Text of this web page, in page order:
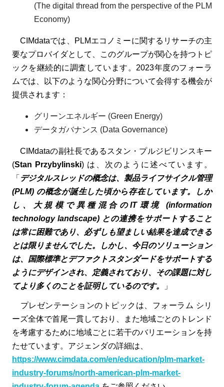
(The digital thread from the perspective of the PLM
Economy)
CIMdataでは、PLMエコノミーに関するリサーチの主
要なプロバイダとして、このグループが関心を持つトピ
ックを継続的に調査しています。2023年度のフォーラ
ムでは、以下のような関心分野について会得する機会が
提供されます：
グリーンエネルギー (Green Energy)
データガバナンス (Data Governance)
CIMdataの副社長であるスタン・プルジビリンスキー
(Stan Przybylinski) は、次のように述べています。
「 デジタルスレッドの概念は、製品ライフサイクル管理
(PLM) の概念が誕生した頃から存在しています。しか
し、大規模で異種混合のIT環境 (information
technology landscape) との連携をサポートすること
は常に困難であり、必ずしも望ましい結果を達成できる
とは限りませんでした。しかし、今日のソリューション
は、国際標準とデファクトスタンダードをサポートする
ようにデザインされ、定義されており、その課題に対し
てより多くのことを証明しているのです。
」
プレゼンテーションのトピックは、フォーラム シリ
ーズ全体で首尾一貫しており、また地域ごとのトレンド
を考慮するために地域ごとに若干のバリエーションを持
たせています。アジェンダの詳細は、
https://www.cimdata.com/en/education/plm-market-
industry-forums/north-american-plm-market-